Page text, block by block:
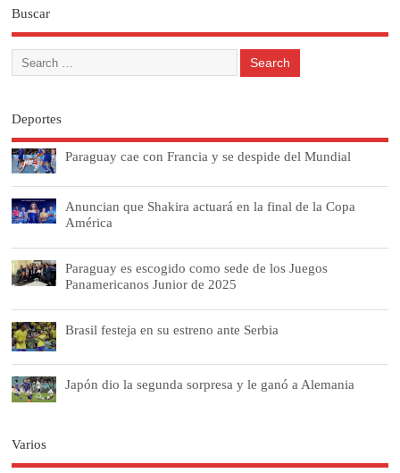
Buscar
Deportes
Paraguay cae con Francia y se despide del Mundial
Anuncian que Shakira actuará en la final de la Copa
América
Paraguay es escogido como sede de los Juegos
Panamericanos Junior de 2025
Brasil festeja en su estreno ante Serbia
Japón dio la segunda sorpresa y le ganó a Alemania
Varios